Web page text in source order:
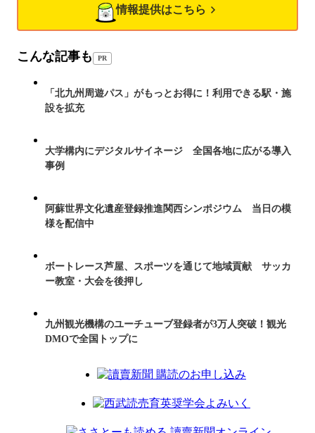
情報提供はこちら
こんな記事も PR
「北九州周遊パス」がもっとお得に！利用できる駅・施
設を拡充
大学構内にデジタルサイネージ 全国各地に広がる導入
事例
阿蘇世界文化遺産登録推進関西シンポジウム 当日の模
様を配信中
ボートレース芦屋、スポーツを通じて地域貢献 サッカ
ー教室・大会を後押し
九州観光機構のユーチューブ登録者が3万人突破！観光
DMOで全国トップに